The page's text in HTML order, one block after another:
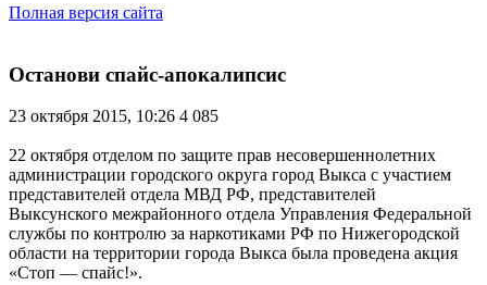
Полная версия сайта
Останови спайс-апокалипсис
23 октября 2015, 10:26 4 085
22 октября отделом по защите прав несовершеннолетних
администрации городского округа город Выкса с участием
представителей отдела МВД РФ, представителей
Выксунского межрайонного отдела Управления Федеральной
службы по контролю за наркотиками РФ по Нижегородской
области на территории города Выкса была проведена акция
«Стоп — спайс!».